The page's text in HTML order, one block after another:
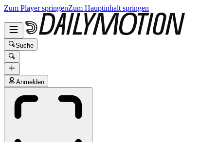
Zum Player springenZum Hauptinhalt springen
Suche
Anmelden